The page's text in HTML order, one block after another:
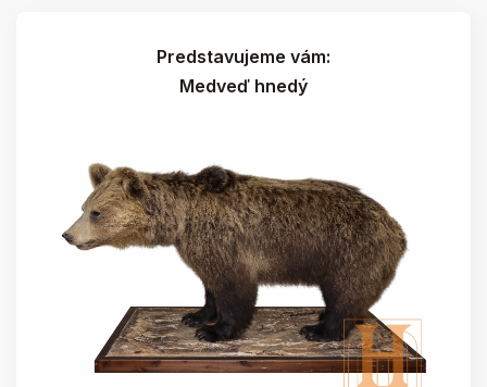
Predstavujeme vám:
Medveď hnedý